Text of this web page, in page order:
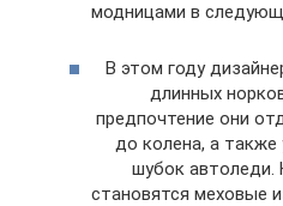
модницами в
В этом году
длинных
предпочтение они
до колена, а
шубок автоледи.
становятся меховые